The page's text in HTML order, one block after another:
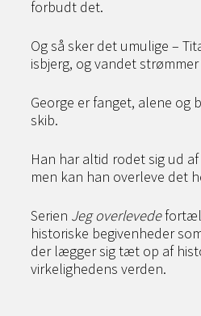
forbudt det.
Og så sker det umulige –
isbjerg, og vandet
George er fanget, alene og
skib.
Han har altid rodet sig ud
men kan han overleve det
Serien Jeg overlevede
historiske begivenheder
der lægger sig tæt op af
virkelighedens verden.